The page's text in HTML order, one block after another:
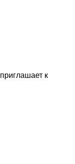
к